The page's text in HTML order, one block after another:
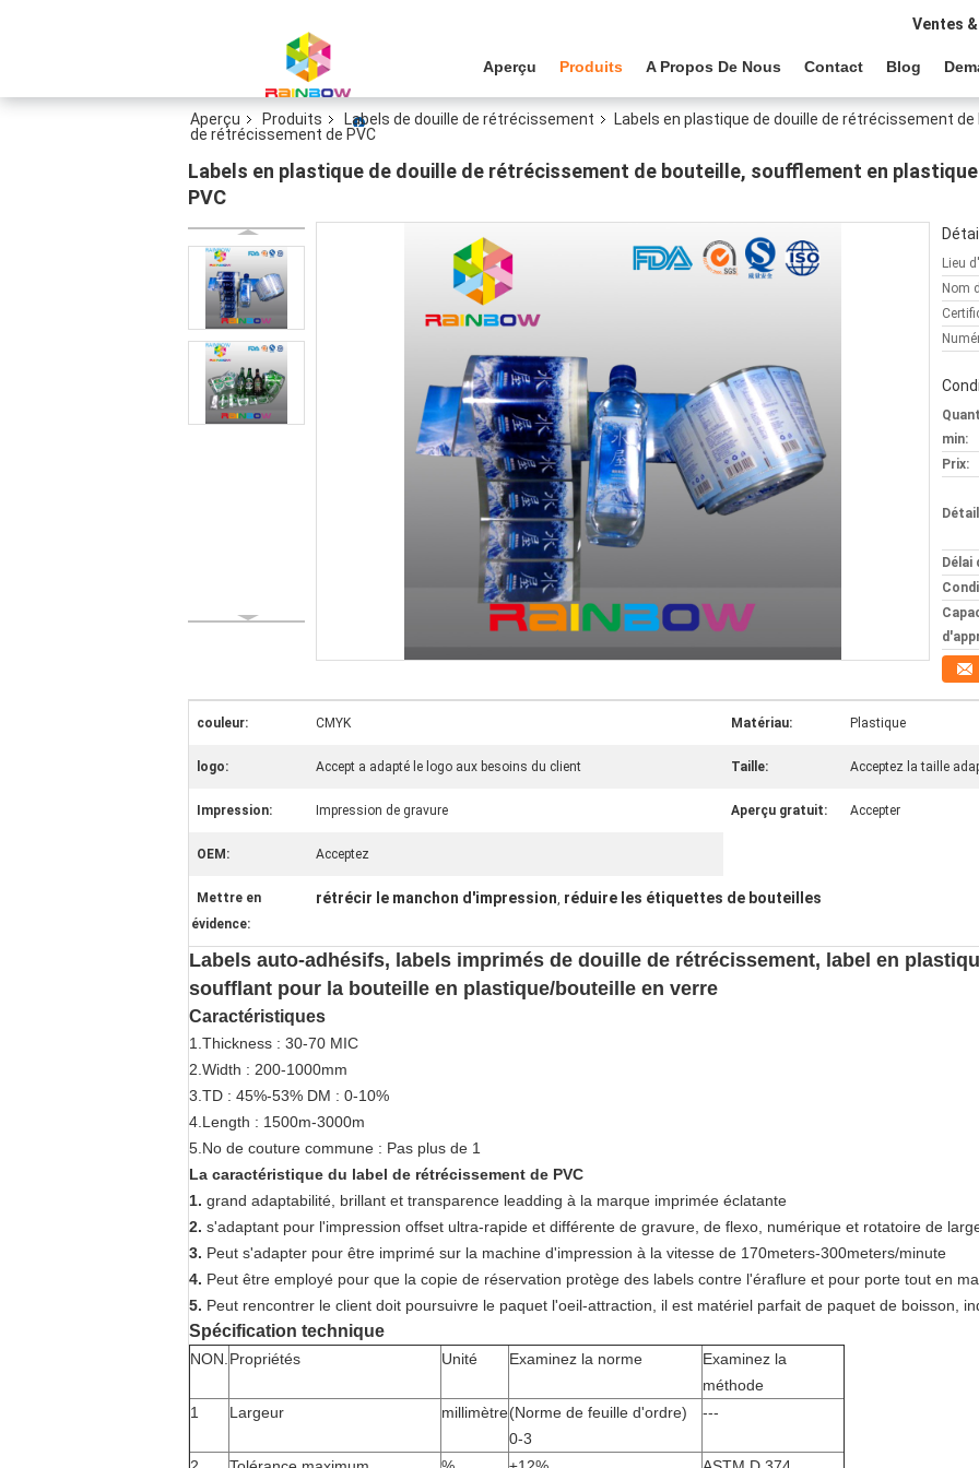
Ventes
Aperçu Produits A Propos De Nous Contact Blog
Aperçu Produits Labels de douille de rétrécissement
Labels en plastique de douille de rétrécissement
de rétrécissement de PVC
Labels en plastique de douille de rétrécissement de bouteille, soufflement en
PVC
Lieu
Nom
min:
Prix:
Délai
couleur: CMYK Matériau: Plastique
logo: Accept a adapté le logo aux besoins du client Taille: Acceptez la taille
Impression: Impression de gravure Aperçu gratuit: Accepter
OEM: Acceptez
Mettre en
évidence:
rétrécir le manchon d'impression, réduire les étiquettes de bouteilles
Labels auto-adhésifs, labels imprimés de douille de rétrécissement, label en
soufflant pour la bouteille en plastique/bouteille en verre
Caractéristiques
1.Thickness : 30-70 MIC
2.Width : 200-1000mm
3.TD : 45%-53% DM : 0-10%
4.Length : 1500m-3000m
5.No de couture commune : Pas plus de 1
La caractéristique du label de rétrécissement de PVC
1. grand adaptabilité, brillant et transparence leadding à la marque imprimée éclatante
2. s'adaptant pour l'impression offset ultra-rapide et différente de gravure, de flexo, numérique et rotatoire de
3. Peut s'adapter pour être imprimé sur la machine d'impression à la vitesse de 170meters-300meters/minute
4. Peut être employé pour que la copie de réservation protège des labels contre l'éraflure et pour porte tout en
5. Peut rencontrer le client doit poursuivre le paquet l'oeil-attraction, il est matériel parfait de paquet de boisson,
Spécification technique
NON. Propriétés Unité Examinez la norme
Examinez la
méthode
1
Largeur millimètre(Norme de feuille d'ordre)
0-3
---